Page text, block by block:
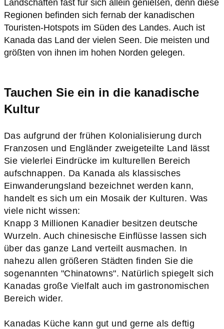
Landschaften fast für sich allein genießen, denn diese
Regionen befinden sich fernab der kanadischen
Touristen-Hotspots im Süden des Landes. Auch ist
Kanada das Land der vielen Seen. Die meisten und
Tauchen Sie ein in die kanadische
Kultur
Das aufgrund der frühen Kolonialisierung durch
Franzosen und Engländer zweigeteilte Land lässt
Sie vielerlei Eindrücke im kulturellen Bereich
aufschnappen. Da Kanada als klassisches
Einwanderungsland bezeichnet werden kann,
handelt es sich um ein Mosaik der Kulturen. Was
viele nicht wissen:
Knapp 3 Millionen Kanadier besitzen deutsche
Wurzeln. Auch chinesische Einflüsse lassen sich
über das ganze Land verteilt ausmachen. In
nahezu allen größeren Städten finden Sie die
sogenannten "Chinatowns". Natürlich spiegelt sich
Kanadas große Vielfalt auch im gastronomischen
Bereich wider.
Kanadas Küche kann gut und gerne als deftig